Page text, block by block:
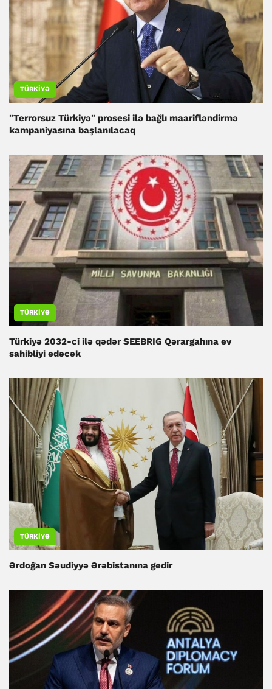
TÜRKIYƏ
"Terrorsuz Türkiyə" prosesi ilə bağlı maarifləndirmə
kampaniyasına başlanılacaq
TÜRKIYƏ
Türkiyə 2032-ci ilə qədər SEEBRIG Qərargahına ev
sahibliyi edəcək
TÜRKIYƏ
Ərdoğan Səudiyyə Ərəbistanına gedir